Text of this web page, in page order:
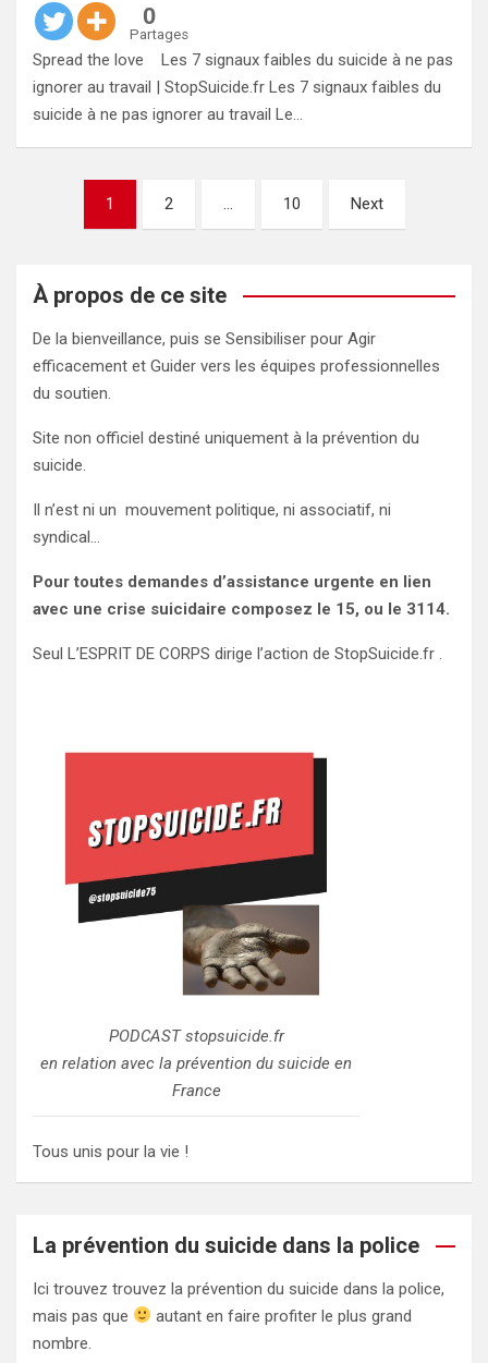
0
Partages
Spread the love Les 7 signaux faibles du suicide à ne pas
ignorer au travail | StopSuicide.fr Les 7 signaux faibles du
suicide à ne pas ignorer au travail Le…
Pagination
1 2 … 10 Next
À propos de ce site
De la bienveillance, puis se Sensibiliser pour Agir
efficacement et Guider vers les équipes professionnelles
du soutien.
Site non officiel destiné uniquement à la prévention du
suicide.
Il n’est ni un mouvement politique, ni associatif, ni
syndical…
Pour toutes demandes d’assistance urgente en lien
avec une crise suicidaire composez le 15, ou le 3114.
Seul L’ESPRIT DE CORPS dirige l’action de StopSuicide.fr .
PODCAST stopsuicide.fr
en relation avec la prévention du suicide en
France
Tous unis pour la vie !
La prévention du suicide dans la police
Ici trouvez trouvez la prévention du suicide dans la police,
mais pas que
autant en faire profiter le plus grand
nombre.